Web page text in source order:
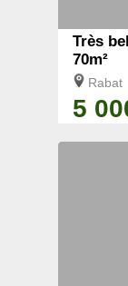
Très
70m²
Rabat
5